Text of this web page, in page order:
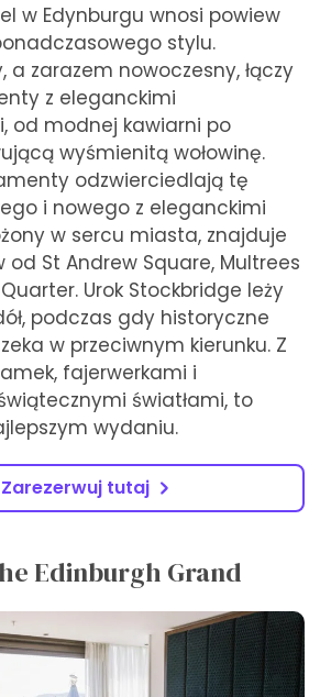
w Edynburgu wnosi powiew
stylu.
a zarazem nowoczesny, łączy
z eleganckimi
od modnej kawiarni po
wyśmienitą wołowinę.
odzwierciedlają tę
i nowego z eleganckimi
w sercu miasta, znajduje
od St Andrew Square, Multrees
Urok Stockbridge leży
podczas gdy historyczne
w przeciwnym kierunku. Z
fajerwerkami i
światłami, to
wydaniu.
Zarezerwuj tutaj
Edinburgh Grand